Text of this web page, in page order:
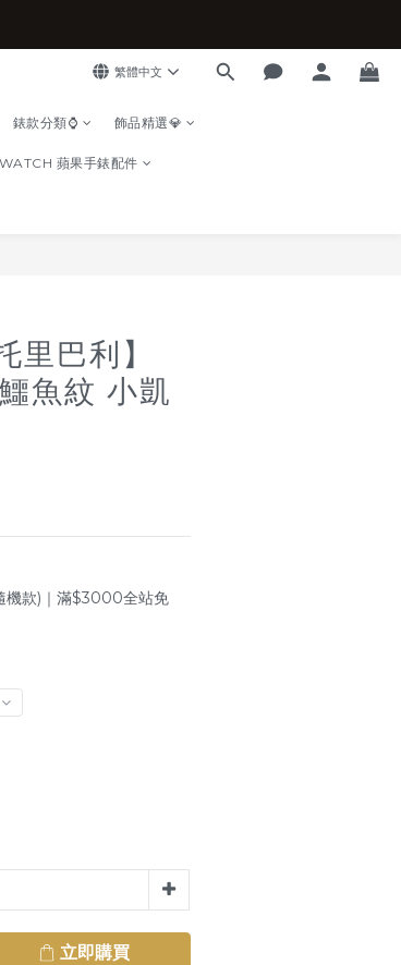
繁體中文
錶款分類⌚ 飾品精選💎
蘋果手錶配件
巴利】
魚紋 小凱
機款)｜滿$3000全站免
立即購買